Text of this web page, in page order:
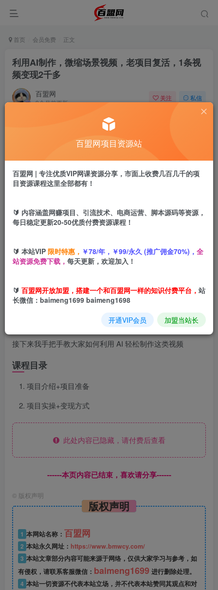
首页 会员免费 正文
利用AI制作，微缩场景视频，老项目复活，1条视
频变现2千多
百盟网
9个月前更新
关注 私信
盟币9.9
立即购买
这种微缩景观的视频，以前就教过大家，不过以前的 AI 生成
接下来我手把手教大家如何利用 AI 轻松制作这类视频
课程目录
项目介绍+项目准备
项目实操+变现方式
此处内容已隐藏，请付费后查看
------本页内容已结束，喜欢请分享------
© 版权声明
版权声明
1 本网站名称： 百盟网
2 本站永久网址： https://www.bmwcy.com/
3 本站文章部分内容可能来源于网络，仅供大家学习与参考，如
有侵权，请联系客服微信： baimeng1699 进行删除处理。
4 本站一切资源不代表本站立场，并不代表本站赞同其观点和对
百盟网项目资源站
百盟网 | 专注优质VIP网课资源分享，市面上收费几百几千的项
目资源课程这里全部都有！
🔰 内容涵盖网赚项目、引流技术、电商运营、脚本源码等资源，
每日稳定更新20-50优质付费资源课程！
🔰 本站VIP 限时特惠， ￥78/年，￥99/永久 (推广佣金70%)， 全
站资源免费下载， 每天更新，欢迎加入！
🔰 百盟网开放加盟，搭建一个和百盟网一样的知识付费平台， 站
长微信：baimeng1699 baimeng1698
开通VIP会员 加盟当站长